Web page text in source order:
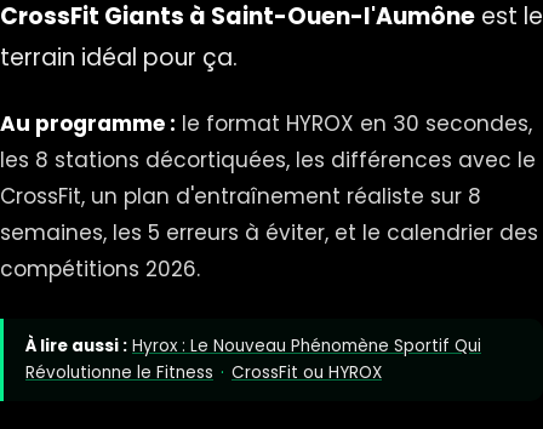
CrossFit Giants à Saint-Ouen-l'Aumône est le
terrain idéal pour ça.
Au programme : le format HYROX en 30 secondes,
les 8 stations décortiquées, les différences avec le
CrossFit, un plan d'entraînement réaliste sur 8
semaines, les 5 erreurs à éviter, et le calendrier des
compétitions 2026.
À lire aussi : Hyrox : Le Nouveau Phénomène Sportif Qui
Révolutionne le Fitness · CrossFit ou HYROX